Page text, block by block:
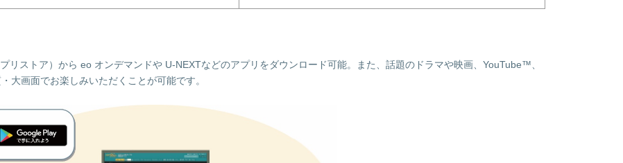
ストア）から eo オンデマンドや U-NEXTなどのアプリをダウンロード可能。また、話題のドラマや映画、YouTube™、
大画面でお楽しみいただくことが可能です。